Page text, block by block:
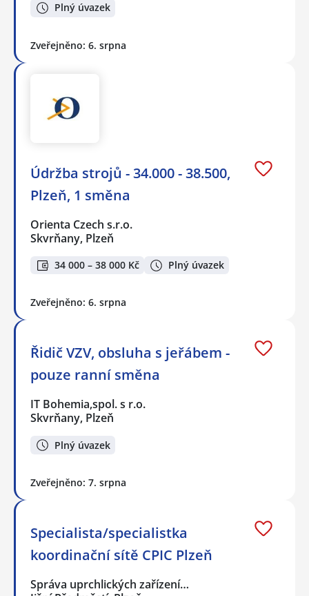
Plný úvazek
Zveřejněno: 6. srpna
Údržba strojů - 34.000 - 38.500,
Plzeň, 1 směna
Orienta Czech s.r.o.
Skvrňany, Plzeň
34 000 – 38 000 Kč Plný úvazek
Zveřejněno: 6. srpna
Řidič VZV, obsluha s jeřábem -
pouze ranní směna
IT Bohemia,spol. s r.o.
Skvrňany, Plzeň
Plný úvazek
Zveřejněno: 7. srpna
Specialista/specialistka
koordinační sítě CPIC Plzeň
Správa uprchlických zařízení…